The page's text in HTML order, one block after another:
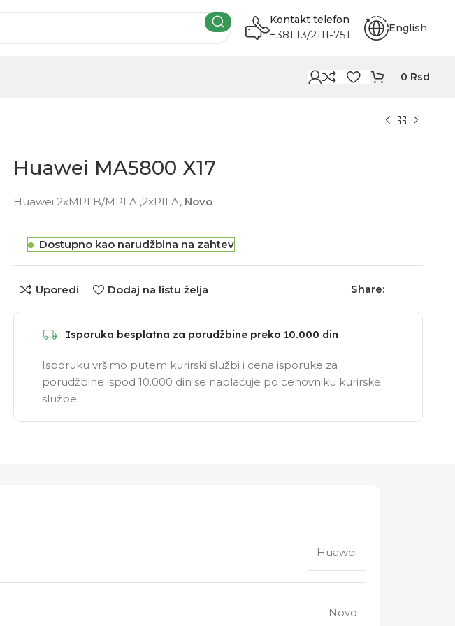
Kontakt telefon
+381 13/2111-751 English
0 Rsd
Huawei MA5800 X17
Huawei 2xMPLB/MPLA ,2xPILA, Novo
Dostupno kao narudžbina na zahtev
Uporedi Dodaj na listu želja Share:
Isporuka besplatna za porudžbine preko 10.000 din
Isporuku vršimo putem kurirski službi i cena isporuke za
porudžbine ispod 10.000 din se naplaćuje po cenovniku kurirske
službe.
Huawei
Novo